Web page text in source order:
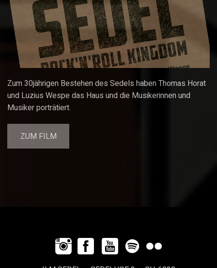
Zum 30jährigen Bestehen des Sedels haben Thomas Horat
und Luzius Wespe das Haus und die Musikerinnen und
Musiker porträtiert.
ZUM FILM